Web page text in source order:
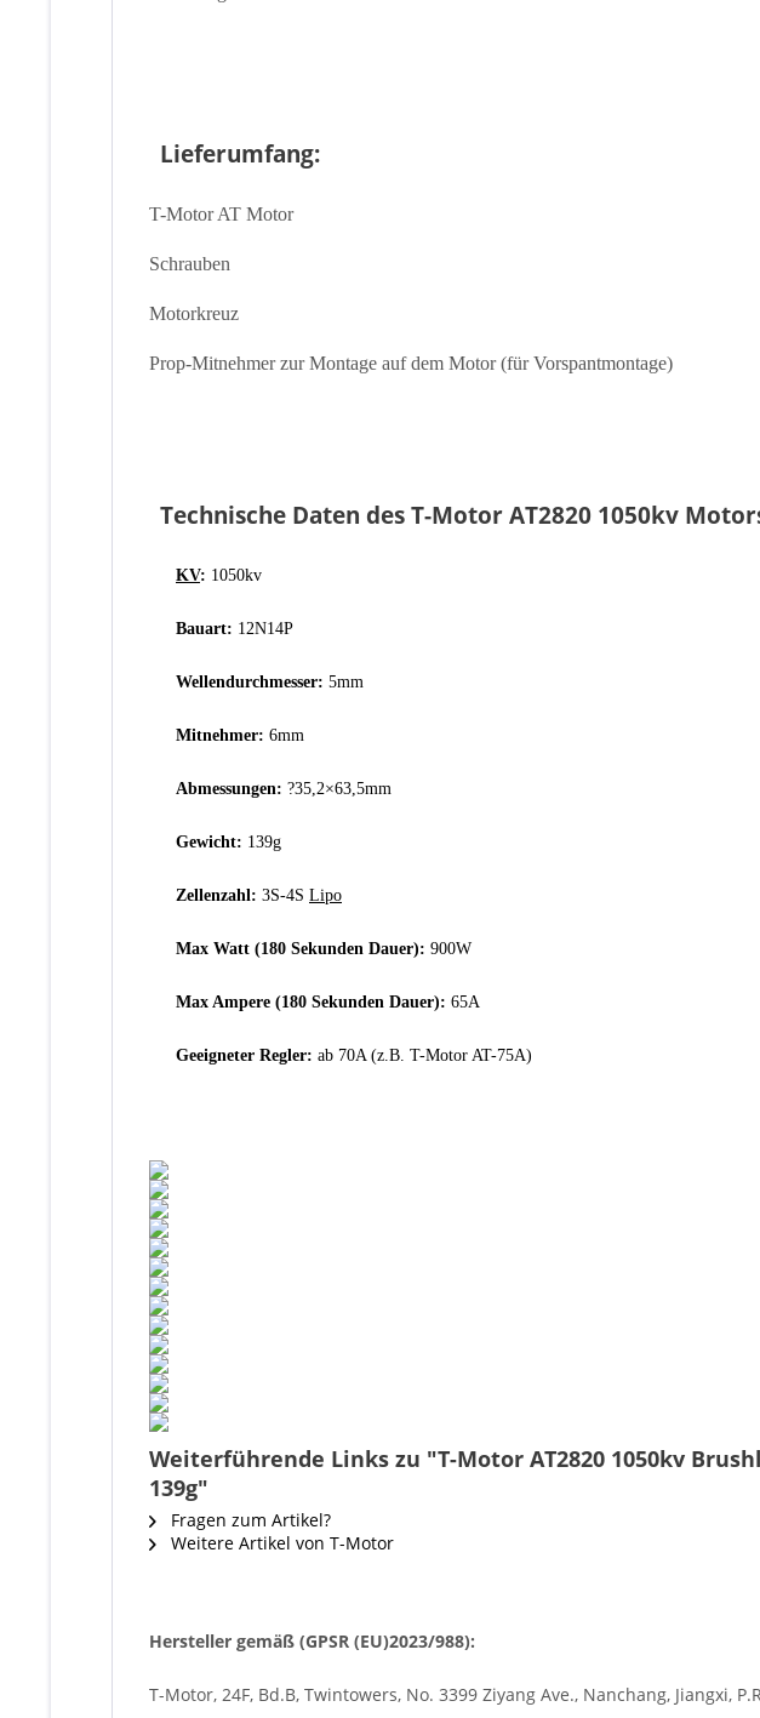
Lieferumfang:
T-Motor AT Motor
Schrauben
Motorkreuz
Prop-Mitnehmer zur Montage auf dem Motor (für Vorspantmontage)
Technische Daten des T-Motor AT2820 1050kv
KV: 1050kv
Bauart: 12N14P
Wellendurchmesser: 5mm
Mitnehmer: 6mm
Abmessungen: ?35,2×63,5mm
Gewicht: 139g
Zellenzahl: 3S-4S Lipo
Max Watt (180 Sekunden Dauer): 900W
Max Ampere (180 Sekunden Dauer): 65A
Geeigneter Regler: ab 70A (z.B. T-Motor AT-75A)
Weiterführende Links zu "T-Motor AT2820 1050kv
139g"
Fragen zum Artikel?
Weitere Artikel von T-Motor
Hersteller gemäß (GPSR (EU)2023/988):
T-Motor, 24F, Bd.B, Twintowers, No. 3399 Ziyang Ave., Nanchang, Jiangxi,